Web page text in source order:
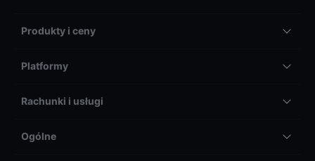
Produkty i ceny
Platformy
Rachunki i usługi
Ogólne